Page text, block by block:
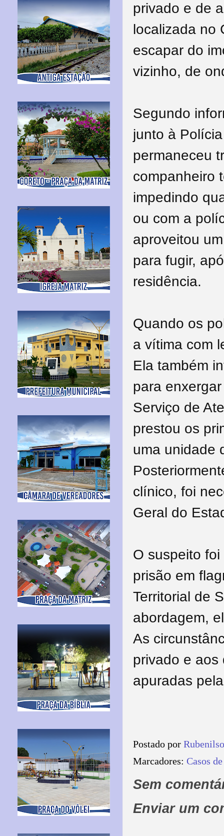
privado e de
localizada no
escapar do
vizinho, de
Segundo
junto à
permaneceu
companheiro
impedindo
ou com a
aproveitou
para fugir,
residência.
Quando os
a vítima com
Ela também
para
Serviço de
prestou os
uma unidade
clínico, foi
Geral do
O suspeito
prisão em
Territorial de
abordagem,
As
privado e aos
apuradas
Postado por
Marcadores: Casos
Sem
Enviar um